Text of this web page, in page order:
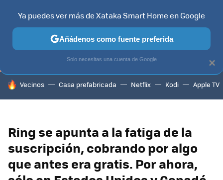
TELEVISORES CONTENIDOS SMART TV SELECCIÓN
HOY SE HABLA DE
Vecinos Casa prefabricada Netflix Kodi Apple TV
Ring se apunta a la fatiga de la
suscripción, cobrando por algo
que antes era gratis. Por ahora,
×
Ya puedes ver más de Xataka Smart Home en Google
Añádenos como fuente preferida
Solo necesitas una cuenta de Google